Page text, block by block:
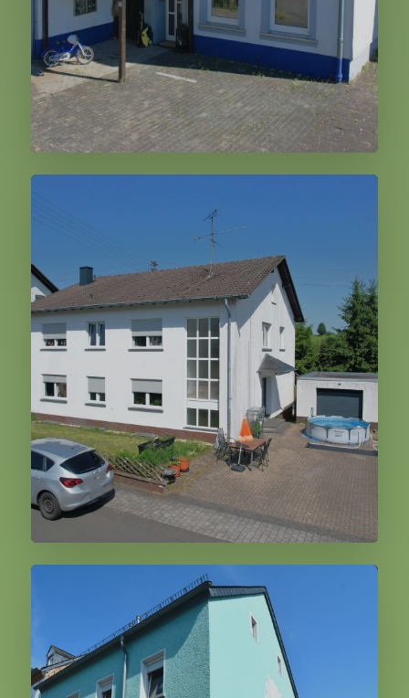
120.000,00 €
Schüller
269.000,00 €
Kalenborn